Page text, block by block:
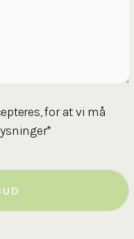
for at vi må